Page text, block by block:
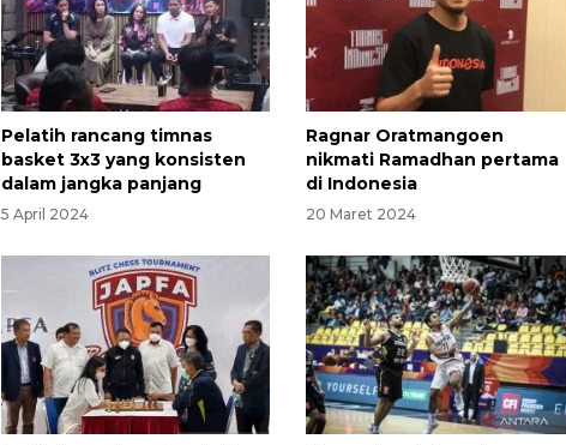
Pelatih rancang timnas
basket 3x3 yang konsisten
dalam jangka panjang
5 April 2024
Ragnar Oratmangoen
nikmati Ramadhan pertama
di Indonesia
20 Maret 2024